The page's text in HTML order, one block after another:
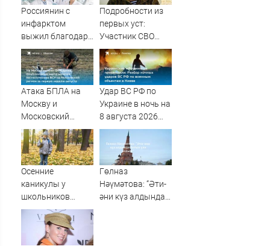
медведем
Россиянин с
инфарктом
выжил благодаря
приложению в
Шанхае
Подробности из
первых уст:
Участник СВО
рассказал, что
спасло его в
схватке с
медведем
Атака БПЛА на
Москву и
Московский
регион с 1 по 8
августа 2026
года: карта
ударов,
беспилотников
Удар ВС РФ по
Украине в ночь на
8 августа 2026
года: список
пораженных
целей в Киеве,
удар по Fire Point
с ракетами
Осенние
каникулы у
школьников
будут длиннее
зимних
Гөлназ
Нәүмәтова: “Әти-
әни күз алдында